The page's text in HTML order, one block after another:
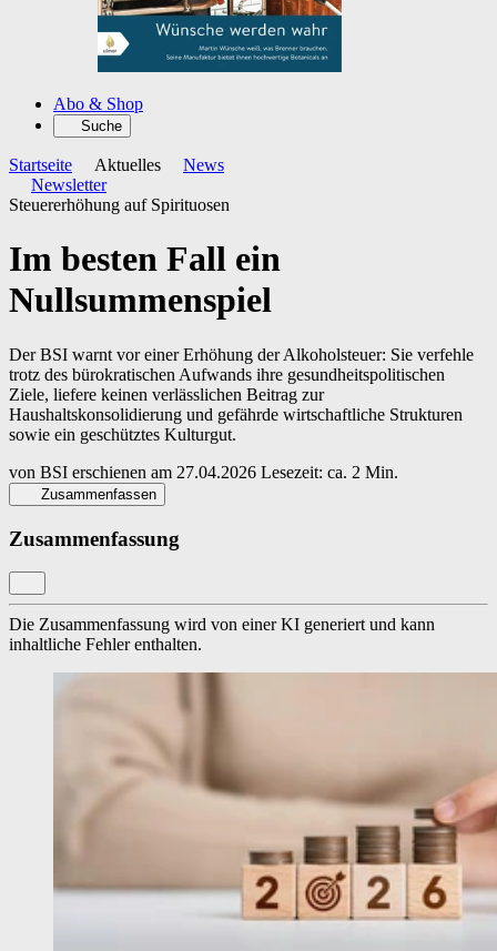
Abo & Shop
Suche
Startseite Aktuelles
News
Newsletter
Steuererhöhung auf Spirituosen
Im besten Fall ein
Nullsummenspiel
Der BSI warnt vor einer Erhöhung der Alkoholsteuer: Sie verfehle
trotz des bürokratischen Aufwands ihre gesundheitspolitischen
Ziele, liefere keinen verlässlichen Beitrag zur
Haushaltskonsolidierung und gefährde wirtschaftliche Strukturen
sowie ein geschütztes Kulturgut.
von BSI erschienen am 27.04.2026 Lesezeit: ca. 2 Min.
Zusammenfassen
Zusammenfassung
Die Zusammenfassung wird von einer KI generiert und kann
inhaltliche Fehler enthalten.